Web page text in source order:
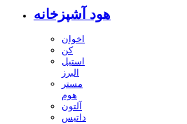
هود آشپزخانه
اخوان
کن
استیل
البرز
مستر
هوم
آلتون
داتیس